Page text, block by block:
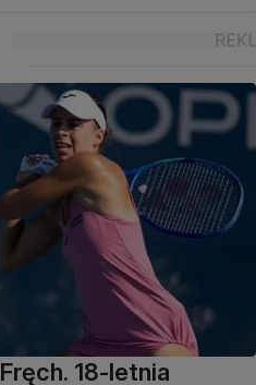
18-letnia